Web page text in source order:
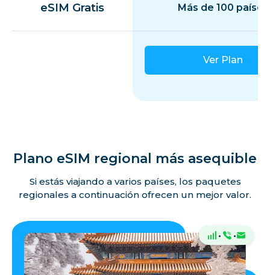
eSIM Gratis Más de 100 países
Ver Plan
Plano eSIM regional más asequible
Si estás viajando a varios países, los paquetes
regionales a continuación ofrecen un mejor valor.
· ·